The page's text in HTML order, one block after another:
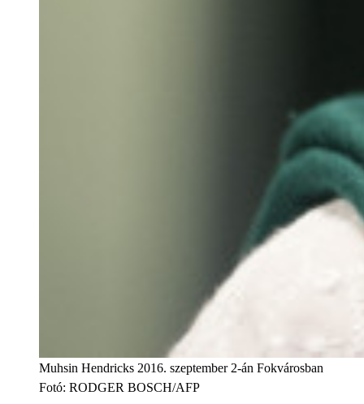
Muhsin Hendricks 2016. szeptember 2-án Fokvárosban
Fotó: RODGER BOSCH/AFP